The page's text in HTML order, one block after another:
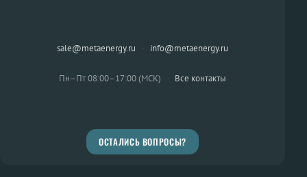
sale@metaenergy.ru · info@metaenergy.ru
Пн–Пт 08:00–17:00 (МСК) · Все контакты
ОСТАЛИСЬ ВОПРОСЫ?